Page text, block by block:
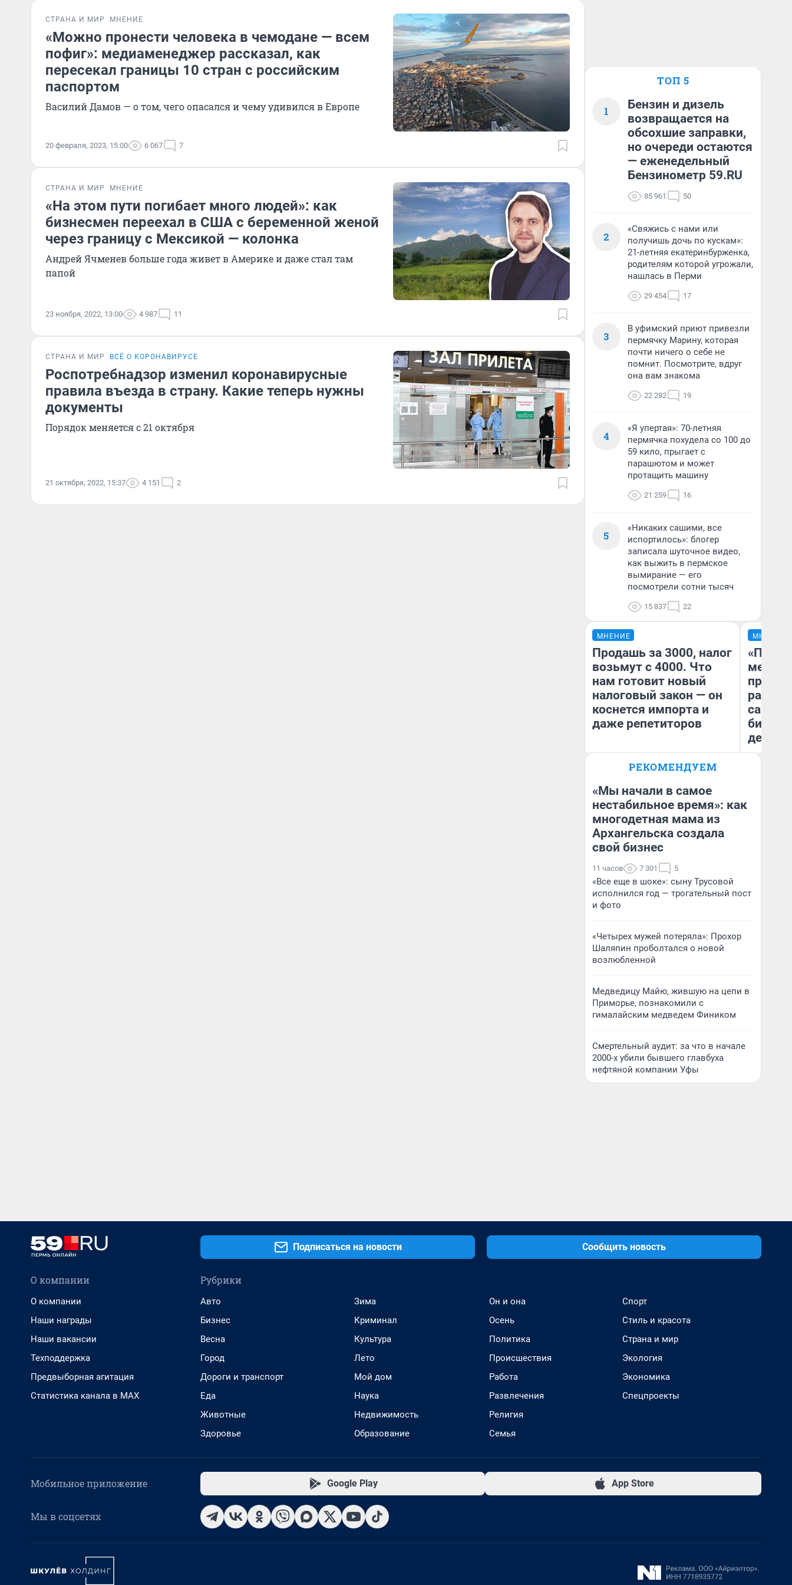
СТРАНА И МИР МНЕНИЕ
«Можно пронести человека в чемодане — всем
пофиг»: медиаменеджер рассказал, как
пересекал границы 10 стран с российским
паспортом
Василий Дамов — о том, чего опасался и чему удивился в Европе
20 февраля, 2023, 15:00 6 067 7
СТРАНА И МИР МНЕНИЕ
«На этом пути погибает много людей»: как
бизнесмен переехал в США с беременной женой
через границу с Мексикой — колонка
Андрей Ячменев больше года живет в Америке и даже стал там
папой
23 ноября, 2022, 13:00 4 987 11
СТРАНА И МИР ВСЁ О КОРОНАВИРУСЕ
Роспотребнадзор изменил коронавирусные
правила въезда в страну. Какие теперь нужны
документы
Порядок меняется с 21 октября
21 октября, 2022, 15:37 4 151 2
ТОП 5
1
Бензин и дизель
возвращается на
обсохшие заправки,
но очереди остаются
— еженедельный
Бензинометр 59.RU
85 961 50
2
«Свяжись с нами или
получишь дочь по кускам»:
21-летняя екатеринбурженка,
родителям которой угрожали,
нашлась в Перми
29 454 17
3
В уфимский приют привезли
пермячку Марину, которая
почти ничего о себе не
помнит. Посмотрите, вдруг
она вам знакома
22 282 19
4
«Я упертая»: 70-летняя
пермячка похудела со 100 до
59 кило, прыгает с
парашютом и может
протащить машину
21 259 16
5
«Никаких сашими, все
испортилось»: блогер
записала шуточное видео,
как выжить в пермское
вымирание — его
посмотрели сотни тысяч
15 837 22
МНЕНИЕ
Продашь за 3000, налог
возьмут с 4000. Что
нам готовит новый
налоговый закон — он
коснется импорта и
даже репетиторов
Анастасия Завгородняя
МНЕНИЕ
самом
РЕКОМЕНДУЕМ
«Мы начали в самое
нестабильное время»: как
многодетная мама из
Архангельска создала
свой бизнес
11 часов 7 301 5
«Все еще в шоке»: сыну Трусовой
исполнился год — трогательный пост
и фото
«Четырех мужей потеряла»: Прохор
Шаляпин проболтался о новой
возлюбленной
Медведицу Майю, жившую на цепи в
Приморье, познакомили с
гималайским медведем Фиником
Смертельный аудит: за что в начале
2000-х убили бывшего главбуха
нефтяной компании Уфы
Подписаться на новости Сообщить новость
О компании
О компании
Наши награды
Наши вакансии
Техподдержка
Предвыборная агитация
Статистика канала в MAX
Рубрики
Авто
Бизнес
Весна
Город
Дороги и транспорт
Еда
Животные
Здоровье
Зима
Криминал
Культура
Лето
Мой дом
Наука
Недвижимость
Образование
Он и она
Осень
Политика
Происшествия
Работа
Развлечения
Религия
Семья
Спорт
Стиль и красота
Страна и мир
Экология
Экономика
Спецпроекты
Мобильное приложение Google Play App Store
Мы в соцсетях